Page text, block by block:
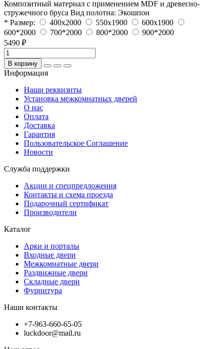
Композитный материал с применением MDF и древесно-
стружечного бруса Вид полотна: Экошпон
* Размер:
400x2000 550x1900
600x1900
600*2000
700*2000 800*2000
900*2000
5490 ₽
В корзину
Информация
Наши реквизиты
Установка межкомнатных дверей
О нас
Оплата
Доставка
Гарантия
Пользовательское Соглашение
Новости
Служба поддержки
Акции и спецпредложения
Контакты и схема проезда
Подарочный сертификат
Производители
Каталог
Арки и порталы
Входные двери
Межкомнатные двери
Раздвижные двери
Складные двери
Фурнитура
Наши контакты
+7-963-660-65-05
luckdoor@mail.ru